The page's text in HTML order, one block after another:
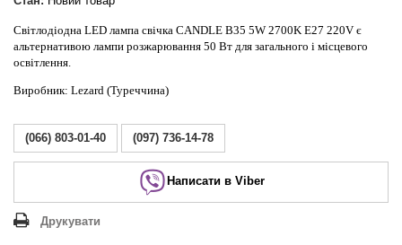
Світлодіодна LED лампа свічка CANDLE B35 5W 2700K E27 220V є
альтернативою лампи розжарювання 50 Вт для загального і місцевого
освітлення.
Виробник: Lezard (Туреччина)
(066) 803-01-40 (097) 736-14-78
Написати в Viber
Друкувати